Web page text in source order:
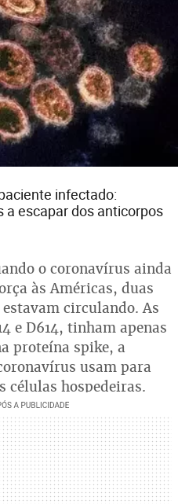
infectado:
a escapar dos anticorpos
o coronavírus ainda
às Américas, duas
circulando. As
e D614, tinham apenas
proteína spike, a
usam para
células hospedeiras.